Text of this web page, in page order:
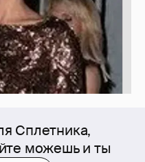
Сплетника,
можешь и ты